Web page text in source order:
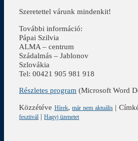
Szeretettel várunk mindenkit!
További információ:
Pápai Szilvia
ALMA – centrum
Szádalmás – Jablonov
Szlovákia
Tel: 00421 905 981 918
Részletes program (Microsoft Word
Közzétéve Hírek,már nem aktuális|
fesztivál |Hagyj üzenetet